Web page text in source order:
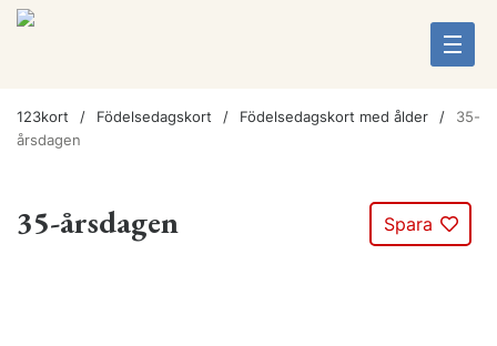
123kort Födelsedagskort Födelsedagskort med ålder
35-
årsdagen
35-årsdagen Spara